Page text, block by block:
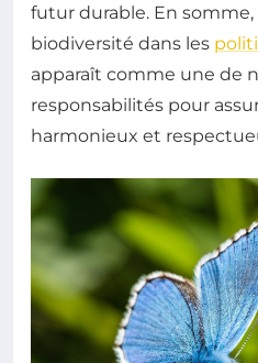
futur durable. En somme,
biodiversité dans les
apparaît comme une de
responsabilités pour
harmonieux et